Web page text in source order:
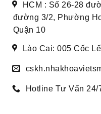
HCM : Số 26-28
đường 3/2, Phường
Quận 10
Lào Cai: 005 Cốc
Hotline Tư Vấn 24/